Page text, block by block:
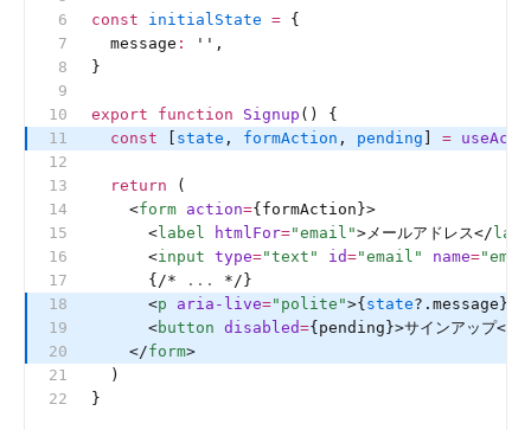
const initialState = {
  message
: '' ,
}
export function Signup () {
  const
state , formAction , pending =
  return
(
    <
form action={formAction}>
      <
label htmlFor="email">メールアドレス</
      <
input type="text" id="email" name=
      {
/* ... */ }
      <
p aria-live="polite">{ state?.message}</
      <
button disabled={pending}>サインアップ</
    </
form>
  )
}